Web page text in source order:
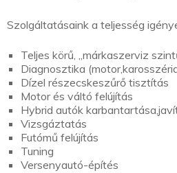
Szolgáltatásaink a teljesség
Teljes körű, „márkaszerviz
Diagnosztika
Dízel részecskeszűrő tisztítás
Motor és váltó felújítás
Hybrid autók
Vizsgáztatás
Futómű felújítás
Tuning
Versenyautó-építés